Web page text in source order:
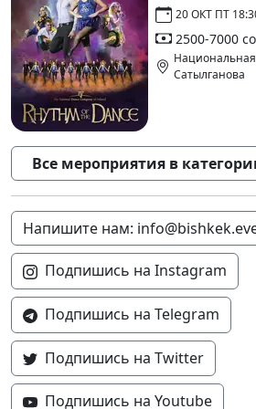
20 ОКТ ПТ
2500-7000
Сатылганова
Все мероприятия в
Напишите нам:
Подпишись на Instagram
Подпишись на Telegram
Подпишись на Twitter
Подпишись на Youtube